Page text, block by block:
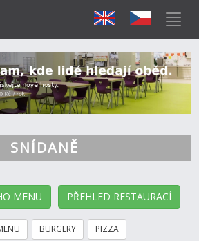
SNÍDANĚ
MENU PŘEHLED RESTAURACÍ
BURGERY PIZZA